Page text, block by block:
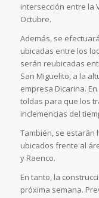
intersección entre la
Octubre.
Además, se
ubicadas entre los
serán reubicadas
San Miguelito, a la
empresa Dicarina.
toldas para que los
inclemencias del
También, se
ubicados frente al
y Raenco.
En tanto, la
próxima semana.